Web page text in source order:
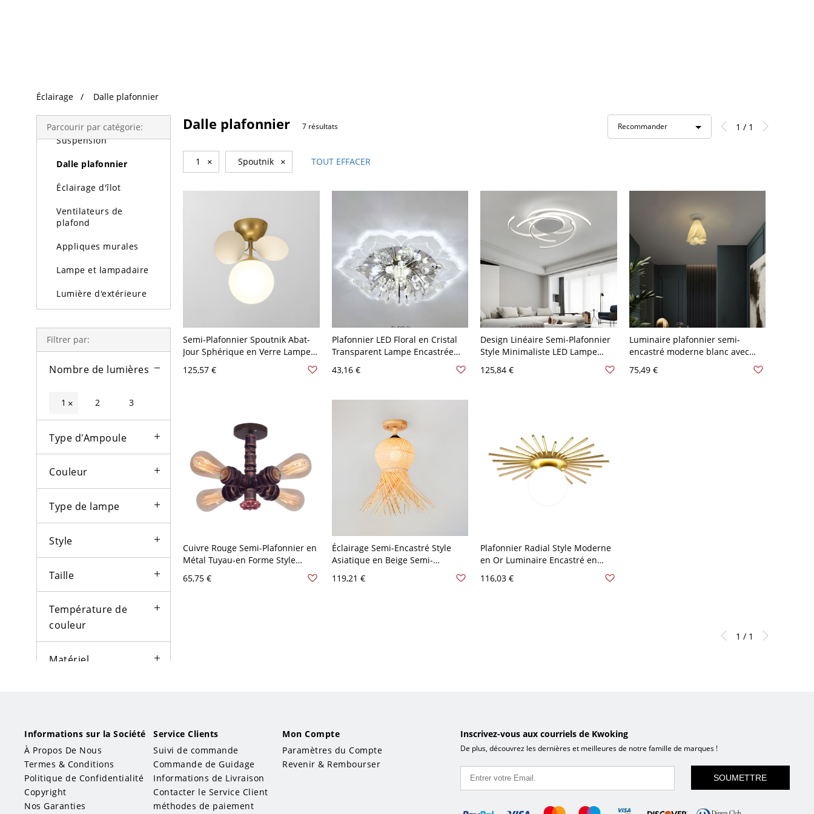
Éclairage Dalle plafonnier
Parcourir par catégorie:
Éclairage
Lustres
Suspension
Dalle plafonnier
Éclairage d'îlot
Ventilateurs de
plafond
Appliques murales
Lampe et lampadaire
Lumière d'extérieure
Filtrer par:
Nombre de lumières
1 × 2 3
Type d'Ampoule
Couleur
Type de lampe
Style
Taille
Température de
couleur
Matériel
Forme
Bol Tambour
Linéaire
Dalle plafonnier 7 résultats Recommander 1 / 1
1 × Spoutnik × TOUT EFFACER
Semi-Plafonnier Spoutnik Abat-
Jour Sphérique en Verre Lampe
Semi-Encastrée Style Moderne -
Blanc 110 V-120 V 1
125,57 €
Plafonnier LED Floral en Cristal
Transparent Lampe Encastrée
Transparent 110 V-120 V Blanc
43,16 €
Design Linéaire Semi-Plafonnier
Style Minimaliste LED Lampe
Métal - Blanc 110 V-120 V Blanc
125,84 €
Luminaire plafonnier semi-
encastré moderne blanc avec
120 V Spoutnik
75,49 €
Cuivre Rouge Semi-Plafonnier en
Métal Tuyau-en Forme Style
Industriel à 4 Ampoules - Cuivre
Rouge 110 V-120 V
65,75 €
Éclairage Semi-Encastré Style
Asiatique en Beige Semi-
Bois 110 V-120 V Spoutnik
119,21 €
Plafonnier Radial Style Moderne
en Or Luminaire Encastré en
Métal 1 Ampoule Abat-Jour Boule
en Verre - Or 110 V-120 V 25,4 cm
116,03 €
1 / 1
Informations sur la Société
À Propos De Nous
Termes & Conditions
Politique de Confidentialité
Copyright
Nos Garanties
Service Clients
Suivi de commande
Commande de Guidage
Informations de Livraison
Contacter le Service Client
méthodes de paiement
Mon Compte
Paramètres du Compte
Revenir & Rembourser
Inscrivez-vous aux courriels de Kwoking
De plus, découvrez les dernières et meilleures de notre famille de marques !
SOUMETTRE